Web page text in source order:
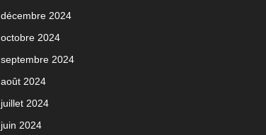
décembre 2024
octobre 2024
septembre 2024
août 2024
juillet 2024
juin 2024